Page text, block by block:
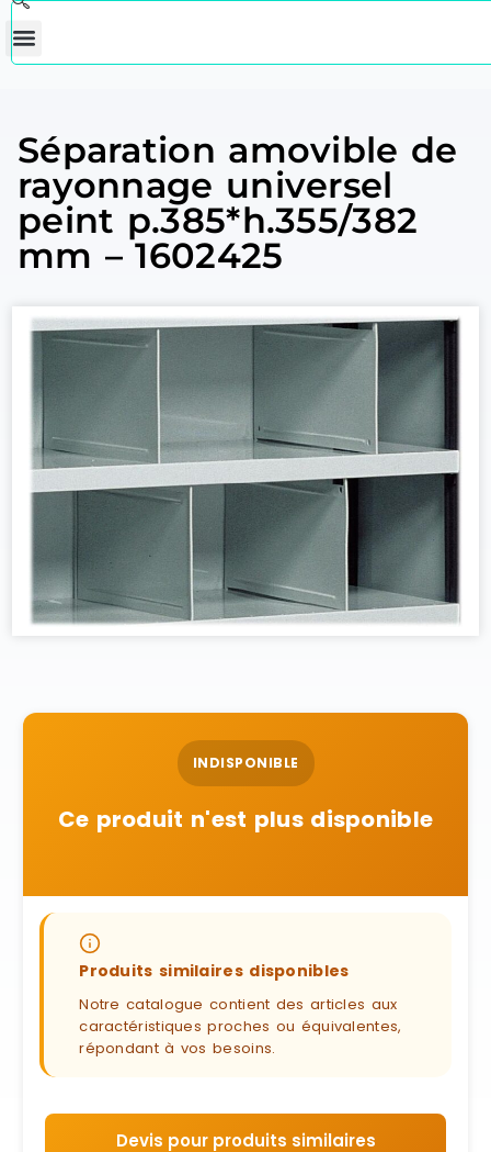
Séparation amovible de
rayonnage universel
peint p.385*h.355/382
mm – 1602425
INDISPONIBLE
Ce produit n'est plus disponible
Produits similaires disponibles
Notre catalogue contient des articles aux
caractéristiques proches ou équivalentes,
répondant à vos besoins.
Devis pour produits similaires